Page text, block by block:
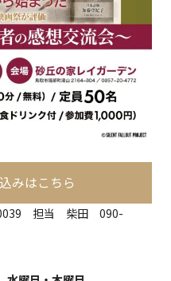
みはこちら
担当 柴田 090-